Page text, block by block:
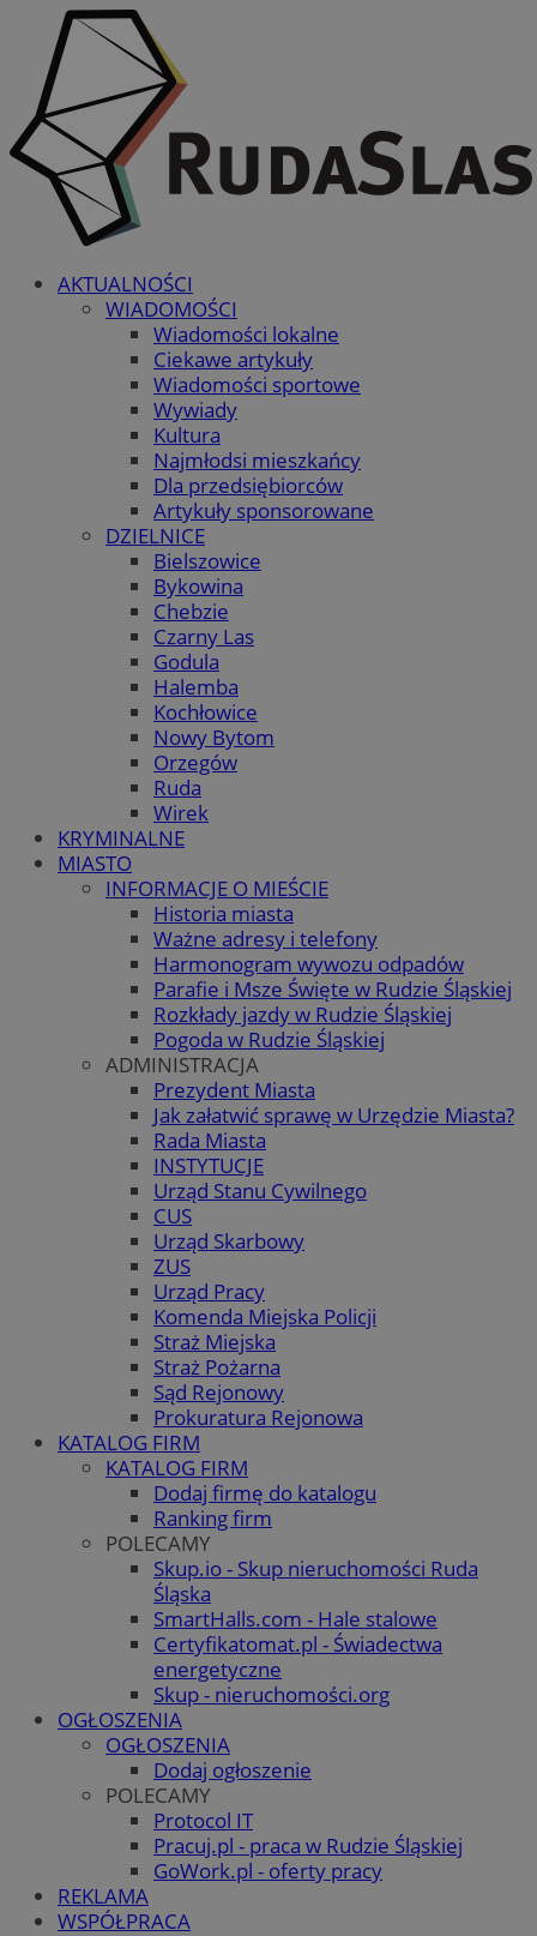
AKTUALNOŚCI
WIADOMOŚCI
Wiadomości lokalne
Ciekawe artykuły
Wiadomości sportowe
Wywiady
Kultura
Najmłodsi mieszkańcy
Dla przedsiębiorców
Artykuły sponsorowane
DZIELNICE
Bielszowice
Bykowina
Chebzie
Czarny Las
Godula
Halemba
Kochłowice
Nowy Bytom
Orzegów
Ruda
Wirek
KRYMINALNE
MIASTO
INFORMACJE O MIEŚCIE
Historia miasta
Ważne adresy i telefony
Harmonogram wywozu odpadów
Parafie i Msze Święte w Rudzie Śląskiej
Rozkłady jazdy w Rudzie Śląskiej
Pogoda w Rudzie Śląskiej
ADMINISTRACJA
Prezydent Miasta
Jak załatwić sprawę w Urzędzie Miasta?
Rada Miasta
INSTYTUCJE
Urząd Stanu Cywilnego
CUS
Urząd Skarbowy
ZUS
Urząd Pracy
Komenda Miejska Policji
Straż Miejska
Straż Pożarna
Sąd Rejonowy
Prokuratura Rejonowa
KATALOG FIRM
KATALOG FIRM
Dodaj firmę do katalogu
Ranking firm
POLECAMY
Skup.io - Skup nieruchomości Ruda
Śląska
SmartHalls.com - Hale stalowe
Certyfikatomat.pl - Świadectwa
energetyczne
Skup - nieruchomości.org
OGŁOSZENIA
OGŁOSZENIA
Dodaj ogłoszenie
POLECAMY
Protocol IT
Pracuj.pl - praca w Rudzie Śląskiej
GoWork.pl - oferty pracy
REKLAMA
WSPÓŁPRACA